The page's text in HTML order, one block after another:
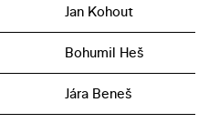
Jan Kohout
Bohumil Heš
Jára Beneš